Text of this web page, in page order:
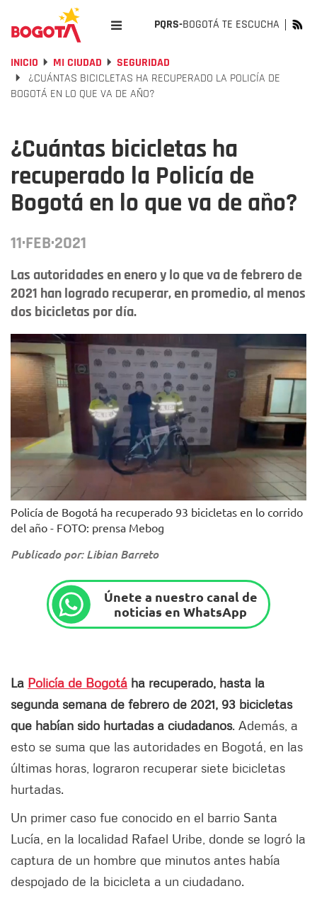
PQRS-BOGOTÁ TE ESCUCHA
INICIO MI CIUDAD
SEGURIDAD
¿CUÁNTAS BICICLETAS HA RECUPERADO LA POLICÍA DE
BOGOTÁ EN LO QUE VA DE AÑO?
¿Cuántas bicicletas ha
recuperado la Policía de
Bogotá en lo que va de año?
11·FEB·2021
Las autoridades en enero y lo que va de febrero de
2021 han logrado recuperar, en promedio, al menos
dos bicicletas por día.
Policía de Bogotá ha recuperado 93 bicicletas en lo corrido
del año - FOTO: prensa Mebog
Publicado por: Libian Barreto
Únete a nuestro canal de
noticias en WhatsApp
La Policía de Bogotá ha recuperado, hasta la
segunda semana de febrero de 2021, 93 bicicletas
que habían sido hurtadas a ciudadanos. Además, a
esto se suma que las autoridades en Bogotá, en las
últimas horas, lograron recuperar siete bicicletas
hurtadas.
Un primer caso fue conocido en el barrio Santa
Lucía, en la localidad Rafael Uribe, donde se logró la
captura de un hombre que minutos antes había
despojado de la bicicleta a un ciudadano.